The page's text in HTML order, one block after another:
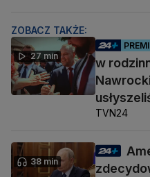
ZOBACZ TAKŻE:
27 min
w
TVN24
38 min